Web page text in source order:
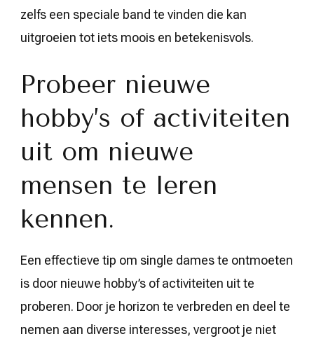
zelfs een speciale band te vinden die kan
uitgroeien tot iets moois en betekenisvols.
Probeer nieuwe
hobby’s of activiteiten
uit om nieuwe
mensen te leren
kennen.
Een effectieve tip om single dames te ontmoeten
is door nieuwe hobby’s of activiteiten uit te
proberen. Door je horizon te verbreden en deel te
nemen aan diverse interesses, vergroot je niet